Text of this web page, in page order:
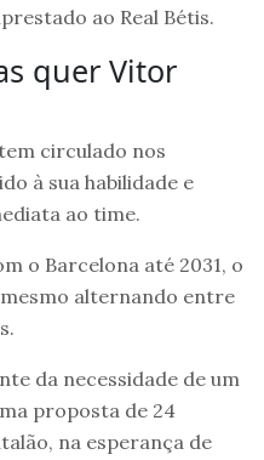
ao Real Bétis.
quer Vitor
circulado nos
à sua habilidade e
ao time.
o Barcelona até 2031, o
alternando entre
da necessidade de um
proposta de 24
na esperança de